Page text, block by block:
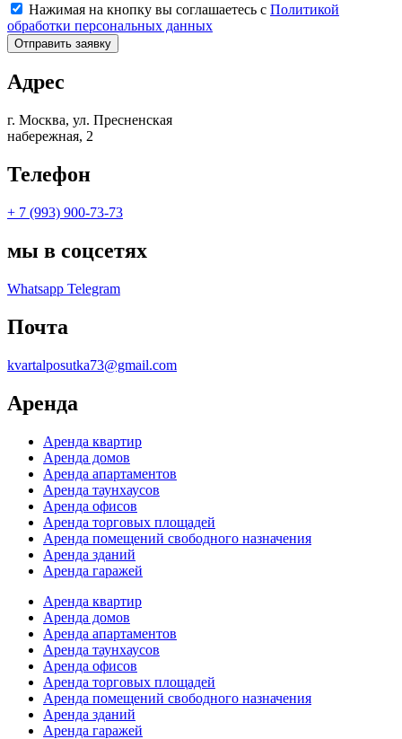
Нажимая на кнопку вы соглашаетесь с Политикой
обработки персональных данных
Отправить заявку
Адрес
г. Москва, ул. Пресненская
набережная, 2
Телефон
+ 7 (993) 900-73-73
мы в соцсетях
Whatsapp Telegram
Почта
kvartalposutka73@gmail.com
Аренда
Аренда квартир
Аренда домов
Аренда апартаментов
Аренда таунхаусов
Аренда офисов
Аренда торговых площадей
Аренда помещений свободного назначения
Аренда зданий
Аренда гаражей
Аренда квартир
Аренда домов
Аренда апартаментов
Аренда таунхаусов
Аренда офисов
Аренда торговых площадей
Аренда помещений свободного назначения
Аренда зданий
Аренда гаражей